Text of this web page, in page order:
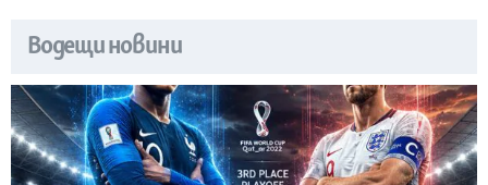
Водещи новини